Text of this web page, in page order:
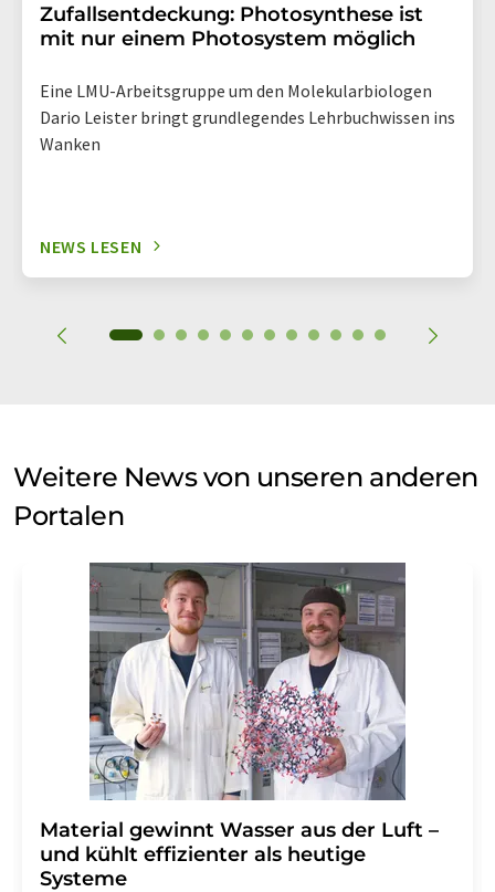
Zufallsentdeckung: Photosynthese ist
mit nur einem Photosystem möglich
Eine LMU-Arbeitsgruppe um den Molekularbiologen
Dario Leister bringt grundlegendes Lehrbuchwissen ins
Wanken
NEWS LESEN
Weitere News von unseren anderen
Portalen
Material gewinnt Wasser aus der Luft –
und kühlt effizienter als heutige
Systeme